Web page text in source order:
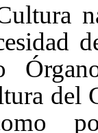
del